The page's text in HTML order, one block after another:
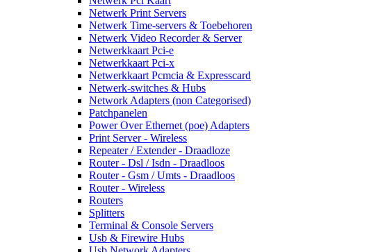
Netwerk Print Servers
Netwerk Time-servers & Toebehoren
Netwerk Video Recorder & Server
Netwerkkaart Pci-e
Netwerkkaart Pci-x
Netwerkkaart Pcmcia & Expresscard
Netwerk-switches & Hubs
Network Adapters (non Categorised)
Patchpanelen
Power Over Ethernet (poe) Adapters
Print Server - Wireless
Repeater / Extender - Draadloze
Router - Dsl / Isdn - Draadloos
Router - Gsm / Umts - Draadloos
Router - Wireless
Routers
Splitters
Terminal & Console Servers
Usb & Firewire Hubs